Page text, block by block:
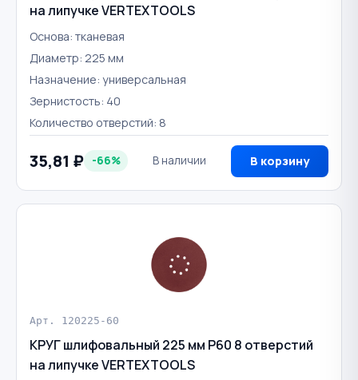
на липучке VERTEXTOOLS
Основа: тканевая
Диаметр: 225 мм
Назначение: универсальная
Зернистость: 40
Количество отверстий: 8
35,81 ₽ -66% В наличии В корзину
Арт. 120225-60
КРУГ шлифовальный 225 мм Р60 8 отверстий
на липучке VERTEXTOOLS